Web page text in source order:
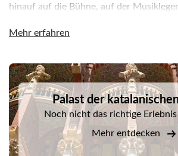
hinauf auf die Bühne, auf der
Videos und Strom von einer
Mehr erfahren
DSA1Palast der katalanischen Musik
Palast der
Noch nicht das richtige
Mehr entdecken